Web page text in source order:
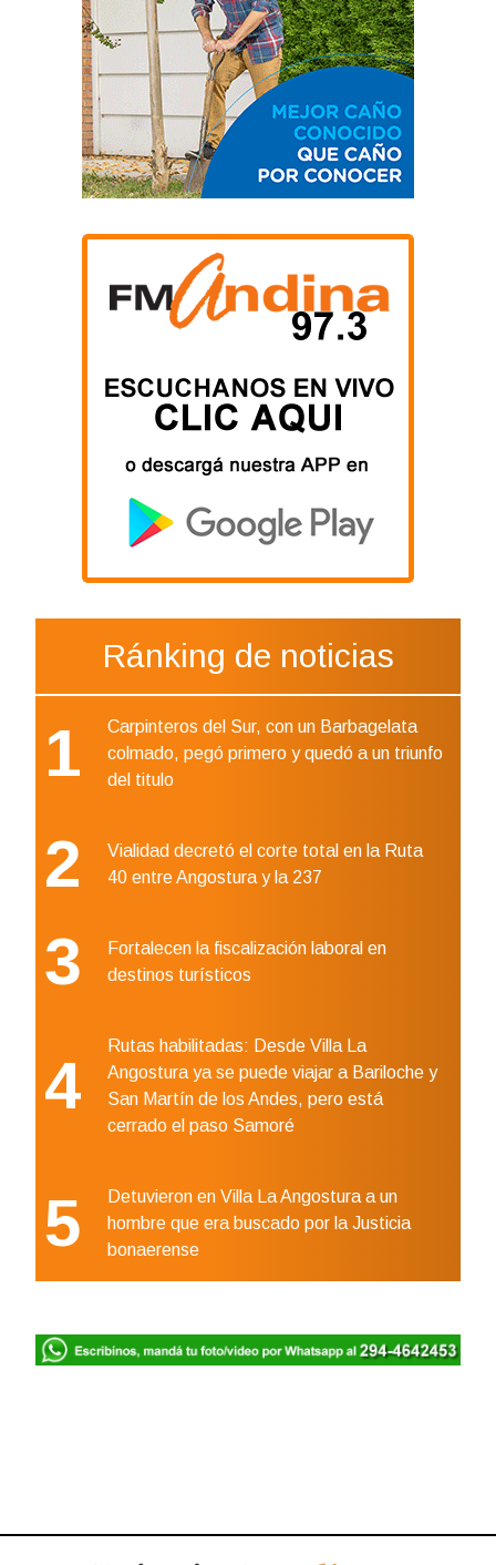
Ránking de noticias
1
Carpinteros del Sur, con un Barbagelata
colmado, pegó primero y quedó a un triunfo
del titulo
2
Vialidad decretó el corte total en la Ruta
40 entre Angostura y la 237
3
Fortalecen la fiscalización laboral en
destinos turísticos
4
Rutas habilitadas: Desde Villa La
Angostura ya se puede viajar a Bariloche y
San Martín de los Andes, pero está
cerrado el paso Samoré
5
Detuvieron en Villa La Angostura a un
hombre que era buscado por la Justicia
bonaerense